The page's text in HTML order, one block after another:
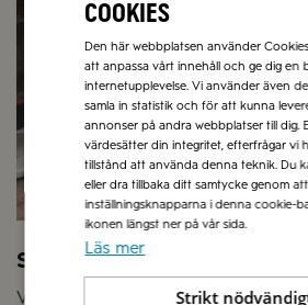
Smarta transporter
Vårt övergripande transportmål är
cookies
Den här webbplatsen använder
att anpassa vårt innehåll och ge dig en
internetupplevelse. Vi använder även
samla in statistik och för att kunna
annonser på andra webbplatser till dig.
värdesätter din integritet, efterfrågar vi
tillstånd att använda denna teknik. Du
eller dra tillbaka ditt samtycke genom
inställningsknapparna i denna cookie-
ikonen längst ner på vår sida.
Läs mer
Strikt